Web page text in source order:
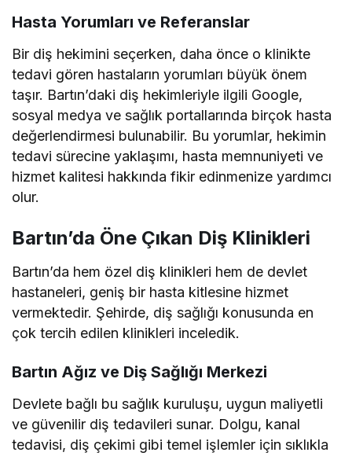
Hasta Yorumları ve Referanslar
Bir diş hekimini seçerken, daha önce o klinikte
tedavi gören hastaların yorumları büyük önem
taşır. Bartın’daki diş hekimleriyle ilgili Google,
sosyal medya ve sağlık portallarında birçok hasta
değerlendirmesi bulunabilir. Bu yorumlar, hekimin
tedavi sürecine yaklaşımı, hasta memnuniyeti ve
hizmet kalitesi hakkında fikir edinmenize yardımcı
olur.
Bartın’da Öne Çıkan Diş Klinikleri
Bartın’da hem özel diş klinikleri hem de devlet
hastaneleri, geniş bir hasta kitlesine hizmet
vermektedir. Şehirde, diş sağlığı konusunda en
çok tercih edilen klinikleri inceledik.
Bartın Ağız ve Diş Sağlığı Merkezi
Devlete bağlı bu sağlık kuruluşu, uygun maliyetli
ve güvenilir diş tedavileri sunar. Dolgu, kanal
tedavisi, diş çekimi gibi temel işlemler için sıklıkla